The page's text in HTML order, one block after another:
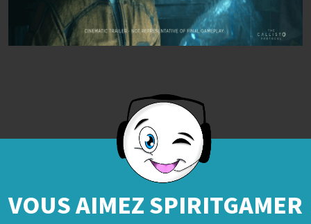
VOUS AIMEZ SPIRITGAMER